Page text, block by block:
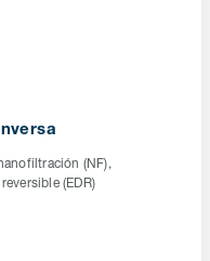
(NF),
(EDR)